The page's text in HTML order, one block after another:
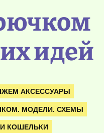
идей
АКСЕССУАРЫ
МОДЕЛИ. СХЕМЫ
КОШЕЛЬКИ